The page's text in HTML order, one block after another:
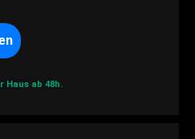
Haus ab 48h.